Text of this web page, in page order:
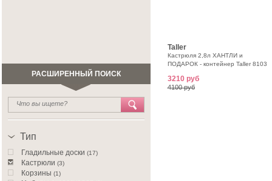
РАСШИРЕННЫЙ ПОИСК
Тип
Гладильные доски (17)
Кастрюли (3)
Корзины (1)
Taller
Кастрюля 2,8л ХАНТЛИ и
ПОДАРОК - контейнер Taller 8103
3210 руб
4100 руб